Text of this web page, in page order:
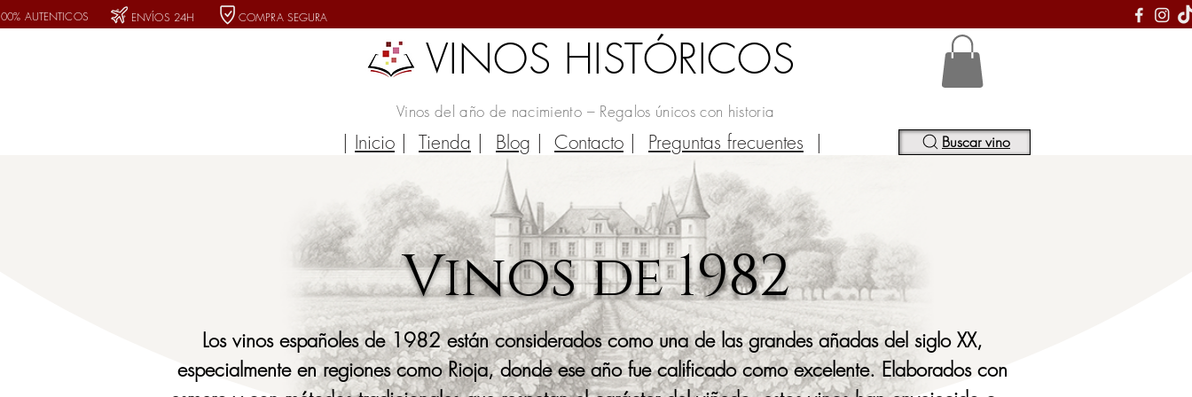
VINOS HISTÓRICOS
Vinos del año de nacimiento – Regalos únicos con historia
AUTENTICOS ENVÍOS 24H COMPRA SEGURA
| Inicio | Tienda | Blog | Contacto | Preguntas frecuentes | Buscar vino
Vinos de 1982
Los vinos españoles de 1982 están considerados como una de las grandes añadas del siglo XX,
especialmente en regiones como Rioja, donde ese año fue calificado como excelente. Elaborados con